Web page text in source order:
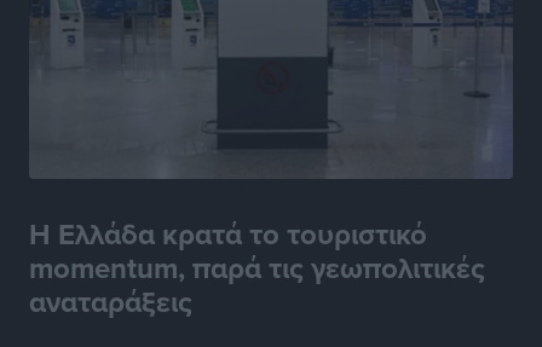
Η Ελλάδα κρατά το τουριστικό
momentum, παρά τις γεωπολιτικές
αναταράξεις